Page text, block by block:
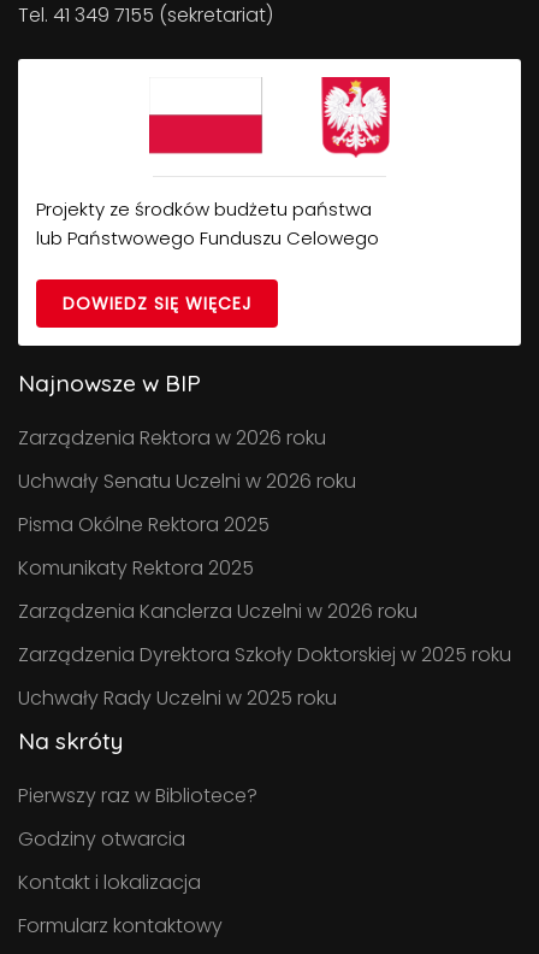
Tel. 41 349 7155 (sekretariat)
Projekty ze środków budżetu państwa
lub Państwowego Funduszu Celowego
DOWIEDZ SIĘ WIĘCEJ
Najnowsze w BIP
Zarządzenia Rektora w 2026 roku
Uchwały Senatu Uczelni w 2026 roku
Pisma Okólne Rektora 2025
Komunikaty Rektora 2025
Zarządzenia Kanclerza Uczelni w 2026 roku
Zarządzenia Dyrektora Szkoły Doktorskiej w 2025 roku
Uchwały Rady Uczelni w 2025 roku
Na skróty
Pierwszy raz w Bibliotece?
Godziny otwarcia
Kontakt i lokalizacja
Formularz kontaktowy